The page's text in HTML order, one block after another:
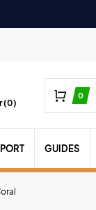
(0)
0
GUIDES